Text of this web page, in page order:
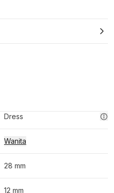
Dress
Wanita
28 mm
12 mm